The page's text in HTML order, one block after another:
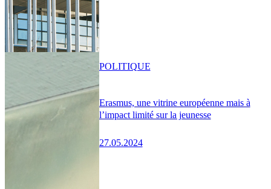
Erasmus, une vitrine européenne mais à
l’impact limité sur la jeunesse
27.05.2024
POLITIQUE